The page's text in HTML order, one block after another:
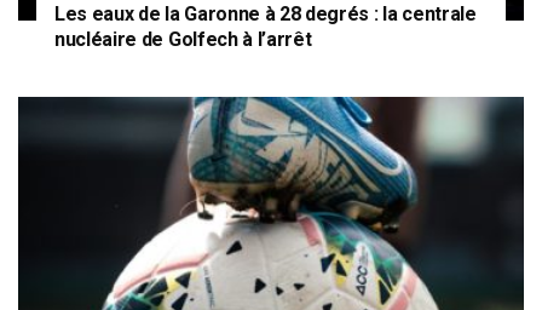
Les eaux de la Garonne à 28 degrés : la centrale
nucléaire de Golfech à l’arrêt